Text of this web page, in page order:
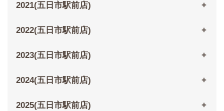
2021(五日市駅前店)
2022(五日市駅前店)
2023(五日市駅前店)
2024(五日市駅前店)
2025(五日市駅前店)